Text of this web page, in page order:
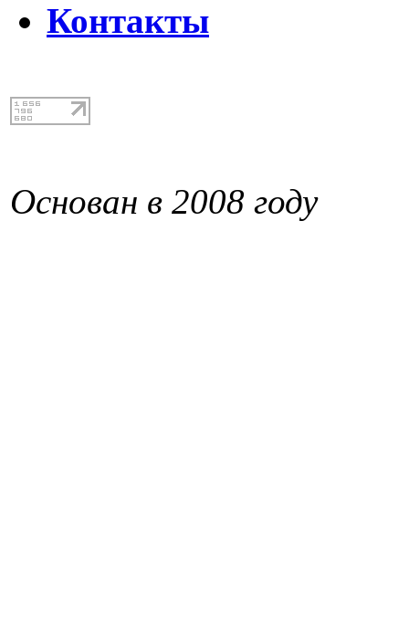
Контакты
Основан в 2008 году